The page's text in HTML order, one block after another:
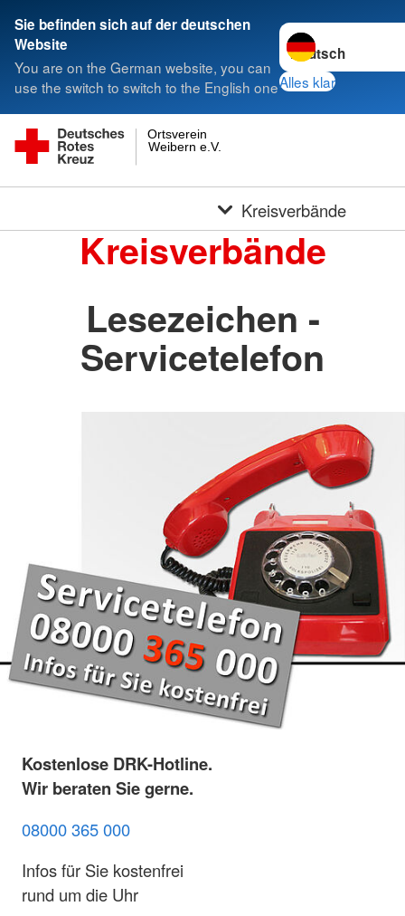
Sie befinden sich auf der deutschen
Website
You are on the German website, you can
use the switch to switch to the English one
Sprache wechseln
Alles klar
Weibern e.V.
Ortsverein
Kreisverbände
Kreisverbände
Lesezeichen -
Servicetelefon
Kostenlose DRK-Hotline.
Wir beraten Sie gerne.
08000 365 000
Infos für Sie kostenfrei
rund um die Uhr